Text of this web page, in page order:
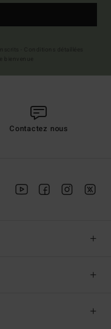
Contactez nous